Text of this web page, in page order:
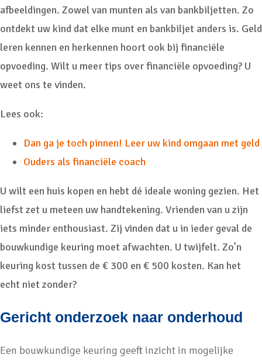
afbeeldingen. Zowel van munten als van bankbiljetten. Zo
ontdekt uw kind dat elke munt en bankbiljet anders is. Geld
leren kennen en herkennen hoort ook bij financiële
opvoeding. Wilt u meer tips over financiële opvoeding? U
weet ons te vinden.
Lees ook:
Dan ga je toch pinnen! Leer uw kind omgaan met geld
Ouders als financiële coach
U wilt een huis kopen en hebt dé ideale woning gezien. Het
liefst zet u meteen uw handtekening. Vrienden van u zijn
iets minder enthousiast. Zij vinden dat u in ieder geval de
bouwkundige keuring moet afwachten. U twijfelt. Zo’n
keuring kost tussen de € 300 en € 500 kosten. Kan het
echt niet zonder?
Gericht onderzoek naar onderhoud
Een bouwkundige keuring geeft inzicht in mogelijke